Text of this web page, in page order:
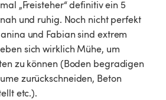
„Freisteher“ definitiv ein 5
und ruhig. Noch nicht perfekt
und Fabian sind extrem
sich wirklich Mühe, um
zu können (Boden begradigen
zurückschneiden, Beton
etc.).